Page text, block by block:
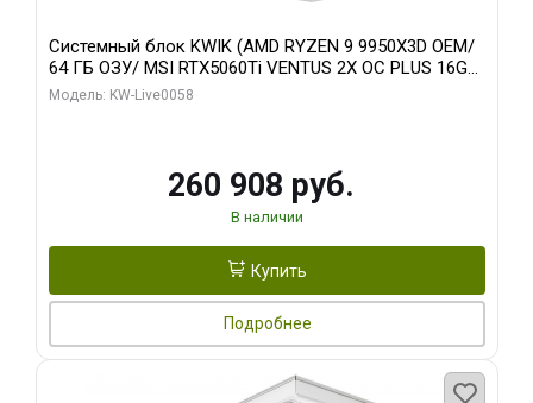
Системный блок KWIK (AMD RYZEN 9 9950X3D OEM/
64 ГБ ОЗУ/ MSI RTX5060Ti VENTUS 2X OC PLUS 16GB
GDDR7 128bit 3x/ 512 ГБ SSD)
Модель: KW-Live0058
260 908 руб.
В наличии
Купить
Подробнее